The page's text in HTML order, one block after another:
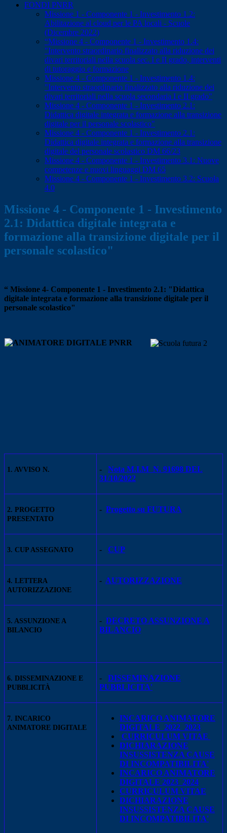
FONDI PNRR
Missione 1 - Componente 1 - Investimento 1.2:
Abilitazione al cloud per le PA locali - Scuole
(Dicembre 2022)
“Missione 4 - Componente 1 - Investimento 1.4:
"Intervento straordinario finalizzato alla riduzione dei
divari territoriali nella scuola sec. I e II grado, interventi
di tutoraggio e formazione
Missione 4 - Componente 1 - Investimento 1.4:
"Intervento straordinario finalizzato alla riduzione dei
divari territoriali nella scuola secondaria I e II grado"
Missione 4 - Componente 1 - Investimento 2.1:
Didattica digitale integrata e formazione alla transizione
digitale per il personale scolastico"
Missione 4 - Componente 1 - Investimento 2.1:
Didattica digitale integrata e formazione alla transizione
digitale del personale scolastico DM 66/23
Missione 4 - Componente 1 - Investimento 3.1: Nuove
competenze e nuovi linguaggi DM 65
Missione 4 - Componente 1 - Investimento 3.2: Scuola
4.0
Missione 4 - Componente 1 - Investimento
2.1: Didattica digitale integrata e
formazione alla transizione digitale per il
personale scolastico"
“ Missione 4- Componente 1 - Investimento 2.1: "Didattica
digitale integrata e formazione alla transizione digitale per il
personale scolastico"
1. AVVISO N. - Nota M.I.M N. 91698 DEL
31/10/2022
2. PROGETTO
PRESENTATO
- Progetto su FUTURA
3. CUP ASSEGNATO - CUP
4. LETTERA
AUTORIZZAZIONE
- AUTORIZZAZIONE
5. ASSUNZIONE A
BILANCIO
- DECRETO ASSUNZIONE A
BILANCIO
6. DISSEMINAZIONE E
PUBBLICITÀ
- DISSEMINAZIONE
PUBBLICITA'
7. INCARICO
ANIMATORE DIGITALE
INCARICO ANIMATORE
DIGITALE 2022_2023
CURRICULUM VITAE
DICHIARAZIONE
INSUSSISTENZA CAUSE
DI INCOMPATIBILITA'
INCARICO ANIMATORE
DIGITALE 2023_2024
CURRICULUM VITAE
DICHIARAZIONE
INSUSSISTENZA CAUSE
DI INCOMPATIBILITA'